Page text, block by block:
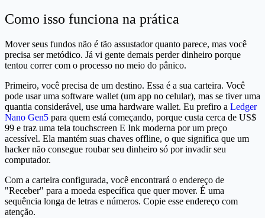
Como isso funciona na prática
Mover seus fundos não é tão assustador quanto parece, mas você
precisa ser metódico. Já vi gente demais perder dinheiro porque
tentou correr com o processo no meio do pânico.
Primeiro, você precisa de um destino. Essa é a sua carteira. Você
pode usar uma software wallet (um app no celular), mas se tiver uma
quantia considerável, use uma hardware wallet. Eu prefiro a Ledger
Nano Gen5 para quem está começando, porque custa cerca de US$
99 e traz uma tela touchscreen E Ink moderna por um preço
acessível. Ela mantém suas chaves offline, o que significa que um
hacker não consegue roubar seu dinheiro só por invadir seu
computador.
Com a carteira configurada, você encontrará o endereço de
"Receber" para a moeda específica que quer mover. É uma
sequência longa de letras e números. Copie esse endereço com
atenção.